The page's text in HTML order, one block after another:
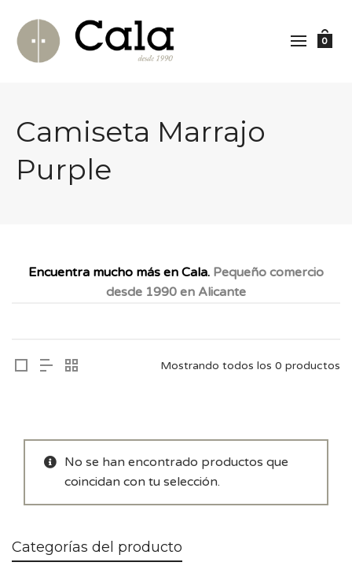
0
Camiseta Marrajo
Purple
Encuentra mucho más en Cala. Pequeño comercio
desde 1990 en Alicante
Mostrando todos los 0 productos
No se han encontrado productos que
coincidan con tu selección.
Categorías del producto